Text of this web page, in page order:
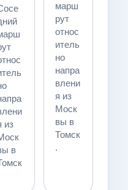
из
в
марш
рут
относ
итель
но
напра
влени
я из
Моск
вы в
Томск
.